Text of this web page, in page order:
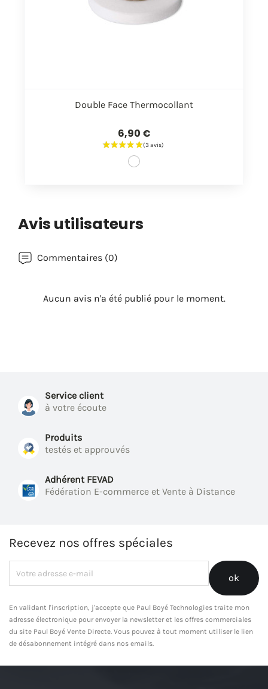
Double Face Thermocollant
6,90 €
Avis utilisateurs
Commentaires (0)
Aucun avis n'a été publié pour le moment.
Service client
à votre écoute
Produits
testés et approuvés
Adhérent FEVAD
Fédération E-commerce et Vente à Distance
Recevez nos offres spéciales
En validant l'inscription, j'accepte que Paul Boyé Technologies traite mon
adresse électronique pour envoyer la newsletter et les offres commerciales
du site Paul Boyé Vente Directe. Vous pouvez à tout moment utiliser le lien
de désabonnement intégré dans nos emails.